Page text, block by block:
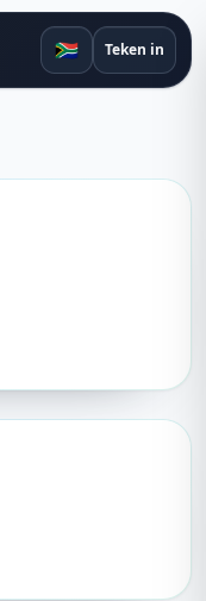
🇿🇦 Teken in